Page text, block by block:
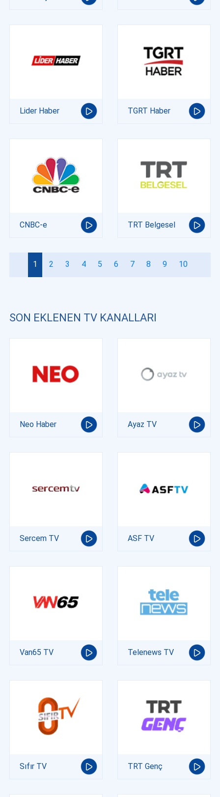
Lider Haber TGRT Haber
CNBC-e TRT Belgesel
1 2 3 4 5 6 7 8 9 10
SON EKLENEN TV KANALLARI
Neo Haber Ayaz TV
Sercem TV ASF TV
Van65 TV Telenews TV
Sıfır TV TRT Genç